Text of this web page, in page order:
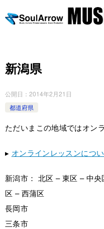
新潟県
公開日： 2014年2月21日
都道府県
ただいまこの地域ではオン
▸ オンラインレッスンにつ
新潟市： 北区 – 東区 – 中
区 – 西蒲区
長岡市
三条市